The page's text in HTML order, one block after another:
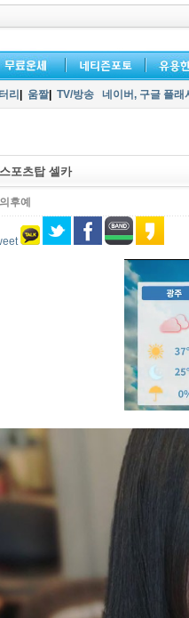
리 움짤| TV/방송 네이버, 구글 플
포츠탑 셀카
후예